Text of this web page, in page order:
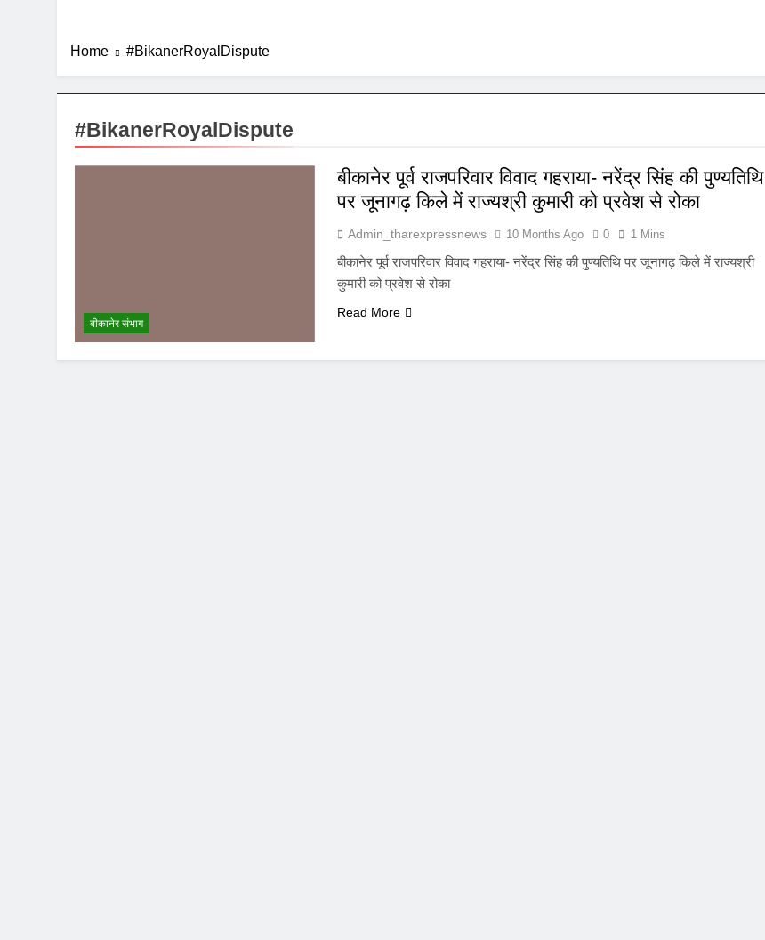
Home #BikanerRoyalDispute
#BikanerRoyalDispute
बीकानेर संभाग
बीकानेर पूर्व राजपरिवार विवाद गहराया- नरेंद्र सिंह की पुण्यतिथि
पर जूनागढ़ किले में राज्यश्री कुमारी को प्रवेश से रोका
Admin_tharexpressnews 10 Months Ago 0 1 Mins
बीकानेर पूर्व राजपरिवार विवाद गहराया- नरेंद्र सिंह की पुण्यतिथि पर जूनागढ़ किले में राज्यश्री
कुमारी को प्रवेश से रोका
Read More